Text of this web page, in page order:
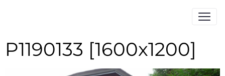
P1190133 [1600x1200]